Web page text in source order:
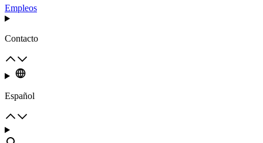
Empleos
Contacto
Español